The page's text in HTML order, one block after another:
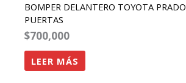
BOMPER DELANTERO TOYOTA
PUERTAS
$700,000
LEER MÁS